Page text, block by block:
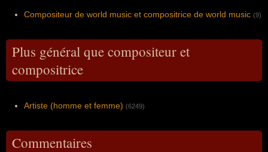
Compositeur de world music et compositrice de world music (9)
Plus général que compositeur et
compositrice
Artiste (homme et femme) (6249)
Commentaires